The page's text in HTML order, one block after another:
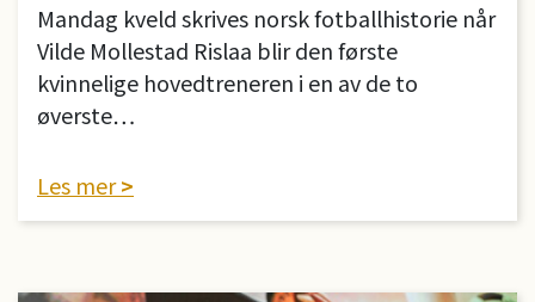
Mandag kveld skrives norsk fotballhistorie når
Vilde Mollestad Rislaa blir den første
kvinnelige hovedtreneren i en av de to
øverste…
Les mer